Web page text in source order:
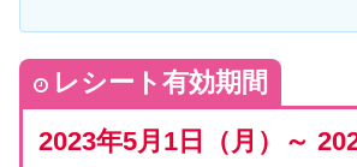
レシート有効期間
2023年5月1日（月）～